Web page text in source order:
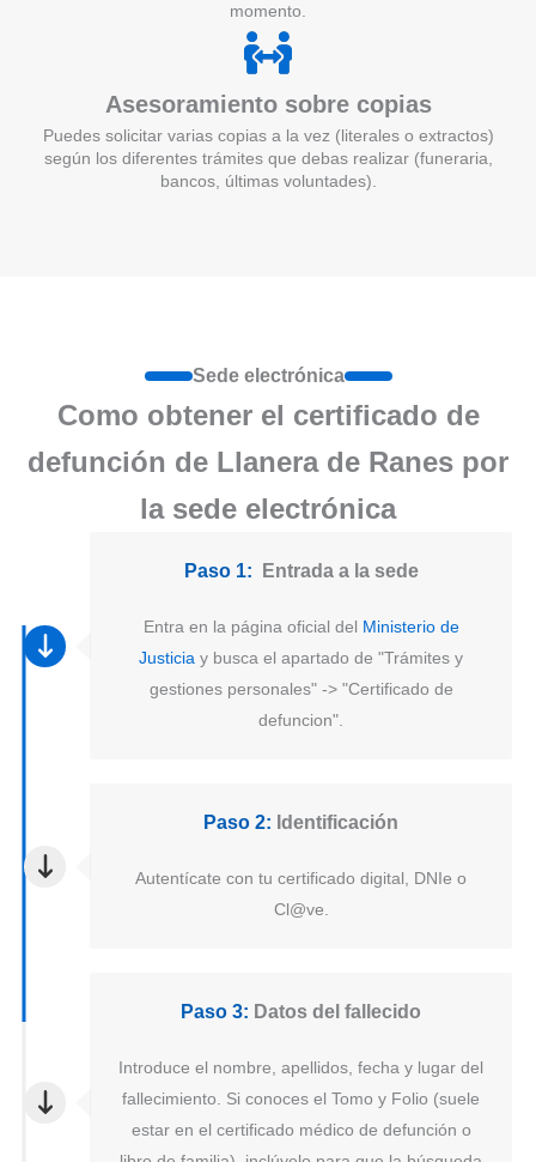
momento.
Asesoramiento sobre copias
Puedes solicitar varias copias a la vez (literales o extractos)
según los diferentes trámites que debas realizar (funeraria,
bancos, últimas voluntades).
Sede electrónica
Como obtener el certificado de
defunción de Llanera de Ranes por
la sede electrónica
Paso 1: Entrada a la sede
Entra en la página oficial del Ministerio de
Justicia y busca el apartado de "Trámites y
gestiones personales" -> "Certificado de
defuncion".
Paso 2: Identificación
Autentícate con tu certificado digital, DNIe o
Cl@ve.
Paso 3: Datos del fallecido
Introduce el nombre, apellidos, fecha y lugar del
fallecimiento. Si conoces el Tomo y Folio (suele
estar en el certificado médico de defunción o